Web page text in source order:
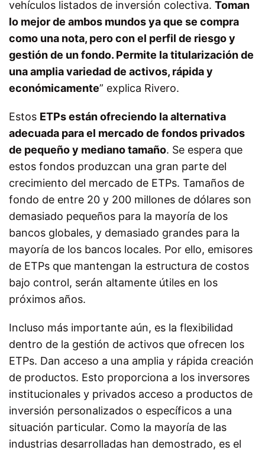
vehículos listados de inversión colectiva. Toman
lo mejor de ambos mundos ya que se compra
como una nota, pero con el perfil de riesgo y
gestión de un fondo. Permite la titularización de
una amplia variedad de activos, rápida y
económicamente” explica Rivero.
Estos ETPs están ofreciendo la alternativa
adecuada para el mercado de fondos privados
de pequeño y mediano tamaño. Se espera que
estos fondos produzcan una gran parte del
crecimiento del mercado de ETPs. Tamaños de
fondo de entre 20 y 200 millones de dólares son
demasiado pequeños para la mayoría de los
bancos globales, y demasiado grandes para la
mayoría de los bancos locales. Por ello, emisores
de ETPs que mantengan la estructura de costos
bajo control, serán altamente útiles en los
próximos años.
Incluso más importante aún, es la flexibilidad
dentro de la gestión de activos que ofrecen los
ETPs. Dan acceso a una amplia y rápida creación
de productos. Esto proporciona a los inversores
institucionales y privados acceso a productos de
inversión personalizados o específicos a una
situación particular. Como la mayoría de las
industrias desarrolladas han demostrado, es el